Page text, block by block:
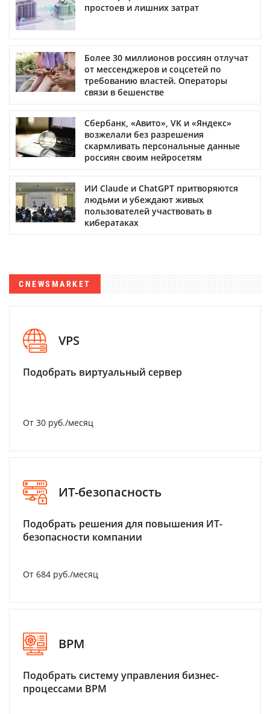
простоев и лишних затрат
Более 30 миллионов россиян отлучат
от мессенджеров и соцсетей по
требованию властей. Операторы
связи в бешенстве
Сбербанк, «Авито», VK и «Яндекс»
возжелали без разрешения
скармливать персональные данные
россиян своим нейросетям
ИИ Claude и ChatGPT притворяются
людьми и убеждают живых
пользователей участвовать в
кибератаках
CNEWSMARKET
VPS
Подобрать виртуальный сервер
От 30 руб./месяц
ИТ-безопасность
Подобрать решения для повышения ИТ-
безопасности компании
От 684 руб./месяц
BPM
Подобрать систему управления бизнес-
процессами BPM